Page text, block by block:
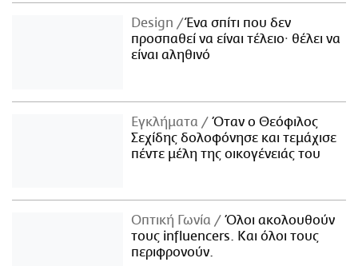
Design
Ένα σπίτι που δεν
προσπαθεί να είναι τέλειο· θέλει να
είναι αληθινό
Εγκλήματα
Όταν ο Θεόφιλος
Σεχίδης δολοφόνησε και τεμάχισε
πέντε μέλη της οικογένειάς του
Οπτική Γωνία
Όλοι ακολουθούν
τους influencers. Και όλοι τους
περιφρονούν.